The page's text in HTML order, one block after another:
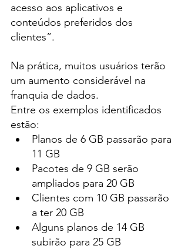
acesso aos aplicativos e
conteúdos preferidos dos
clientes”.
Na prática, muitos usuários terão
um aumento considerável na
franquia de dados.
Entre os exemplos identificados
estão:
Planos de 6 GB passarão para
11 GB
Pacotes de 9 GB serão
ampliados para 20 GB
Clientes com 10 GB passarão
a ter 20 GB
Alguns planos de 14 GB
subirão para 25 GB